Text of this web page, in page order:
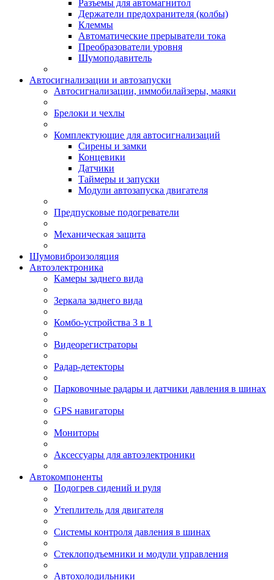
Разъемы для автомагнитол
Держатели предохранителя (колбы)
Клеммы
Автоматические прерыватели тока
Преобразователи уровня
Шумоподавитель
Автосигнализации и автозапуски
Автосигнализации, иммобилайзеры, маяки
Брелоки и чехлы
Комплектующие для автосигнализаций
Сирены и замки
Концевики
Датчики
Таймеры и запуски
Модули автозапуска двигателя
Предпусковые подогреватели
Механическая защита
Шумовиброизоляция
Автоэлектроника
Камеры заднего вида
Зеркала заднего вида
Комбо-устройства 3 в 1
Видеорегистраторы
Радар-детекторы
Парковочные радары и датчики давления в шинах
GPS навигаторы
Мониторы
Аксессуары для автоэлектроники
Автокомпоненты
Подогрев сидений и руля
Утеплитель для двигателя
Системы контроля давления в шинах
Стеклоподъемники и модули управления
Автохолодильники